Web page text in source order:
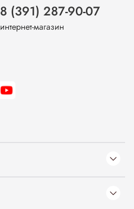
8 (391) 287-90-07
интернет-магазин